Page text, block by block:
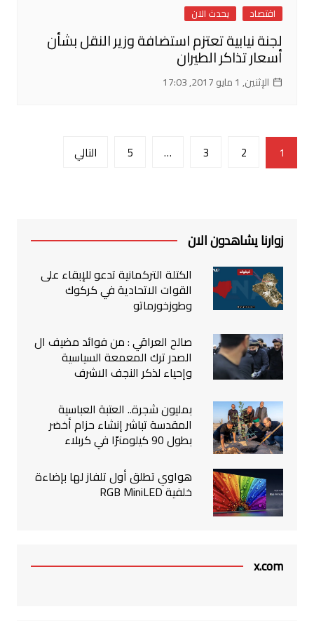
اقتصاد يحدث الان
لجنة نيابية تعتزم استضافة وزير النقل بشأن
أسعار تذاكر الطيران
الإثنين, 1 مايو 2017, 17:03
تصفّح
المقالات
1
2
3
…
5 التالي
زوارنا يشاهدون الان
الكتلة التركمانية تدعو للإبقاء على
القوات الاتحادية في كركوك
وطوزخورماتو
صالح العراقي : من فوائد مضيف ال
الصدر ترك المعمعة السياسية
وإحياء لذكر النجف الاشرف
بمليون شجرة.. العتبة العباسية
المقدسة تباشر إنشاء حزام أخضر
بطول 90 كيلومترًا في كربلاء
هواوي تطلق أول تلفاز لها بإضاءة
خلفية RGB MiniLED
x.com